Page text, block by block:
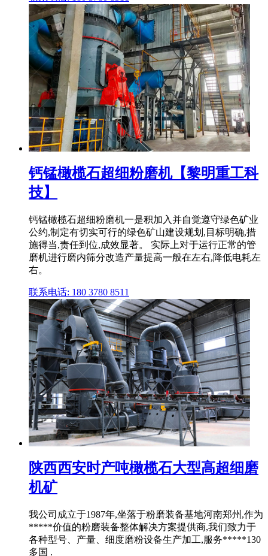
钙锰橄榄石超细粉磨机【黎明重工科
技】
钙锰橄榄石超细粉磨机一是积加入并自觉遵守绿色矿业
公约,制定有切实可行的绿色矿山建设规划,目标明确,措
施得当,责任到位,成效显著。 实际上对于运行正常的管
磨机进行磨内筛分改造产量提高一般在左右,降低电耗左
右。
联系电话: 180 3780 8511
陕西西安时产吨橄榄石大型高超细磨
机矿
我公司成立于1987年,坐落于粉磨装备基地河南郑州,作为
*****价值的粉磨装备整体解决方案提供商,我们致力于
各种型号、产量、细度磨粉设备生产加工,服务*****130
多国 .